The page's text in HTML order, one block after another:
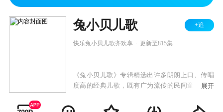
兔小贝儿歌 +追
快乐兔小贝儿歌齐欢享 更新至815集
《兔小贝儿歌》专辑精选出许多朗朗上口、传唱
度高的经典儿歌，既有广为流传的民间童谣，也
可爱的卡通形象，通过小歌手们童稚的嗓音为大
展开